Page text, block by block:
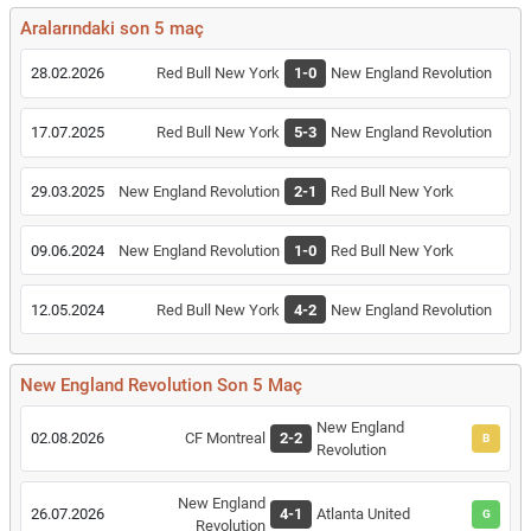
Aralarındaki son 5 maç
28.02.2026 Red Bull New York 1-0 New England Revolution
17.07.2025 Red Bull New York 5-3 New England Revolution
29.03.2025 New England Revolution 2-1 Red Bull New York
09.06.2024 New England Revolution 1-0 Red Bull New York
12.05.2024 Red Bull New York 4-2 New England Revolution
New England Revolution Son 5 Maç
02.08.2026 CF Montreal 2-2
New England
Revolution
B
26.07.2026
New England
Revolution
4-1 Atlanta United G